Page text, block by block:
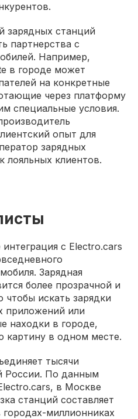
зарядных станций
партнерства с
Например,
в городе может
на конкретные
через платформу
специальные условия.
опыт для
зарядных
лояльных клиентов.
с Electro.cars
Зарядная
более прозрачной и
чтобы искать зарядки
приложений или
находки в городе,
картину в одном месте.
тысячи
России. По данным
в Москве
станций составляет
миллионниках